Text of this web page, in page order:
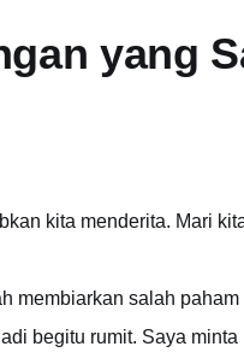
yang
kita menderita. Mari
membiarkan salah
begitu rumit. Saya minta